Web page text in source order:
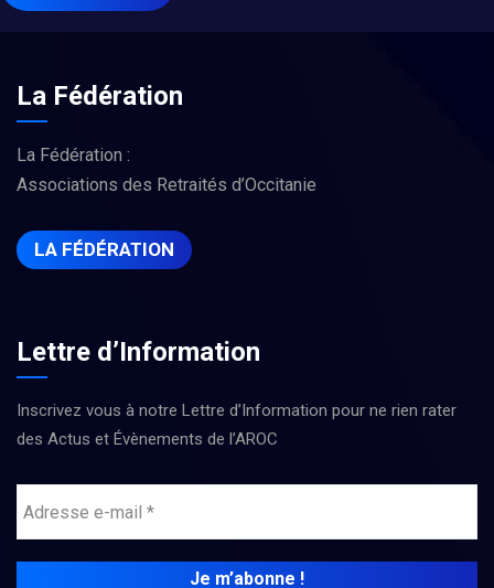
La Fédération
La Fédération :
Associations des Retraités d’Occitanie
LA FÉDÉRATION
Lettre d’Information
Inscrivez vous à notre Lettre d’Information pour ne rien rater
des Actus et Évènements de l’AROC